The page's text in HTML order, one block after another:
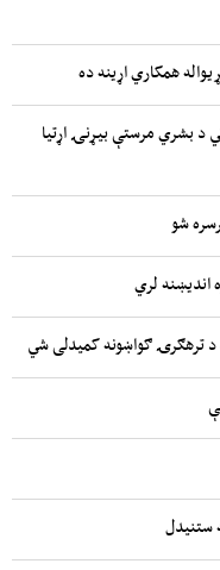
د بشري مرستې بیړنۍ اړتیا
شو
اندیښنه لري
د ترهګرۍ ګواښونه کمیدلی شي
ستنیدل